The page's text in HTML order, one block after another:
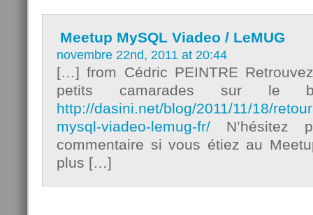
Meetup MySQL Viadeo / LeMUG
novembre 22nd, 2011 at 20:44
[…] from Cédric PEINTRE
petits camarades sur le
http://dasini.net/blog/2011/11/18/
mysql-viadeo-lemug-fr/ N’hésitez
commentaire si vous étiez au
plus […]